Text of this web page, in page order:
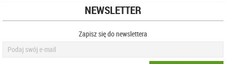
NEWSLETTER
Zapisz się do newslettera